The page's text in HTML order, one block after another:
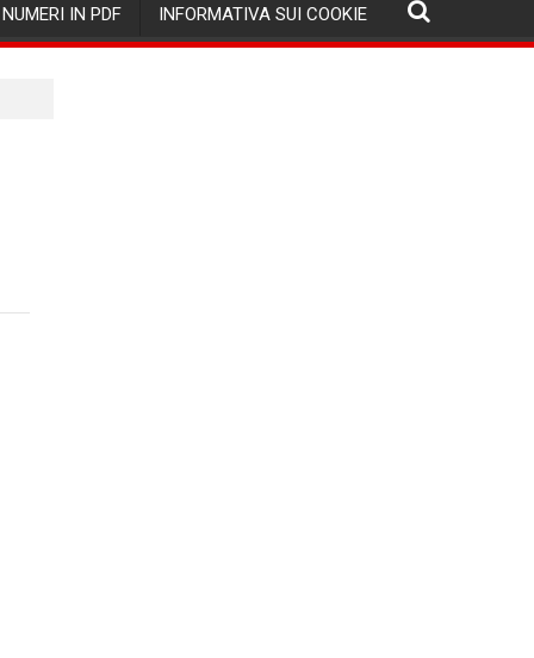
NUMERI IN PDF INFORMATIVA SUI COOKIE